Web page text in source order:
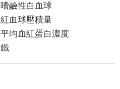
嗜鹼性白血球
紅血球壓積量
平均血紅蛋白濃度
鐵